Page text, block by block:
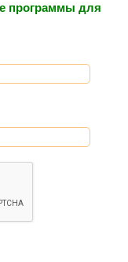
программы для